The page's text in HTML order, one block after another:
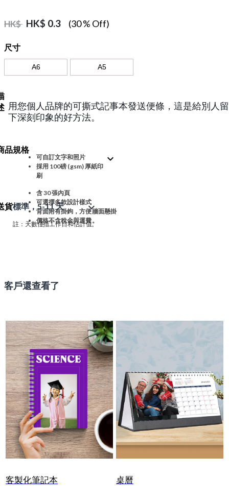
HK$ HK$ 0.3 (30 % Off)
尺寸
A6 A5
用您個人品牌的可撕式記事本發送便條，這是給別人留
下深刻印象的好方法。
品規格
expand_more
可自訂文字和照片
採用 100磅 (gsm) 厚紙印
刷
含 30 張內頁
可選擇多款設計樣式
背面附有掛鉤，方便牆面懸掛
價格不含稅金與運費。
貨標準，5-11 天 expand_more
註：天數僅指工作日和估計值。
客戶還查看了
客製化筆記本 桌曆